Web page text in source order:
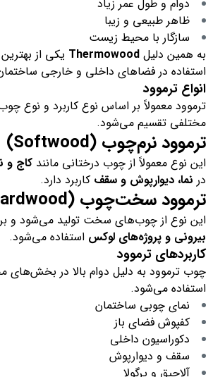
دوام و طول عمر زیاد
ظاهر طبیعی و زیبا
سازگار با محیط زیست
به همین دلیل Thermowood یکی از
استفاده در فضاهای داخلی و خارجی
انواع ترموود
ترموود معمولاً بر اساس نوع کاربرد و نوع
مختلفی تقسیم می‌شود.
ترموود نرم‌چوب (Softwood)
این نوع معمولاً از چوب درختانی مانند کاج و
در نما، دیوارپوش و سقف کاربرد دارد.
ترموود سخت‌چوب (Hardwood)
این نوع از چوب‌های سخت تولید می‌شود و
بیرونی و پروژه‌های لوکس استفاده می‌شود.
کاربردهای ترموود
چوب ترموود به دلیل دوام بالا در بخش‌های
استفاده می‌شود.
نمای چوبی ساختمان
کفپوش فضای باز
دکوراسیون داخلی
سقف و دیوارپوش
آلاچیق و پرگولا